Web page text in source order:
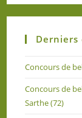
Derniers
Concours de
Concours de
Sarthe (72)